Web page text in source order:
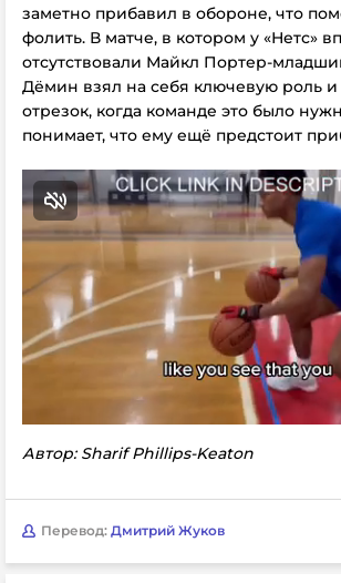
заметно прибавил в обороне, что
фолить. В матче, в котором у «Нетс»
отсутствовали Майкл Портер-
Дёмин взял на себя ключевую роль
отрезок, когда команде это было
понимает, что ему ещё предстоит
Автор: Sharif Phillips-Keaton
Перевод: Дмитрий Жуков